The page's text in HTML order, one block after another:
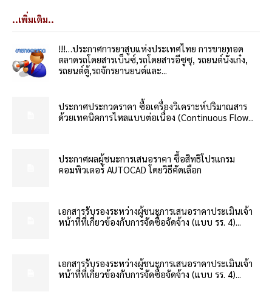
..เพิ่มเติม..
!!!…ประกาศการยาสูบแห่งประเทศไทย การขายทอด
ตลาดรถโดยสารเบ็นซ์,รถโดยสารอีซูซุ, รถยนต์นั่งเก๋ง,
รถยนต์ตู้,รถจักรยานยนต์และ...
ประกาศประกวดราคา ซื้อเครื่องวิเคราะห์ปริมาณสาร
ด้วยเทคนิคการไหลแบบต่อเนื่อง (Continuous Flow...
ประกาศผลผู้ชนะการเสนอราคา ซื้อสิทธิโปรแกรม
คอมพิวเตอร์ AUTOCAD โดยวิธีคัดเลือก
เอกสารรับรองระหว่างผู้ชนะการเสนอราคาประเมินเจ้า
หน้าที่ที่เกี่ยวข้องกับการจัดซื้อจัดจ้าง (แบบ รร. 4)...
เอกสารรับรองระหว่างผู้ชนะการเสนอราคาประเมินเจ้า
หน้าที่ที่เกี่ยวข้องกับการจัดซื้อจัดจ้าง (แบบ รร. 4)...